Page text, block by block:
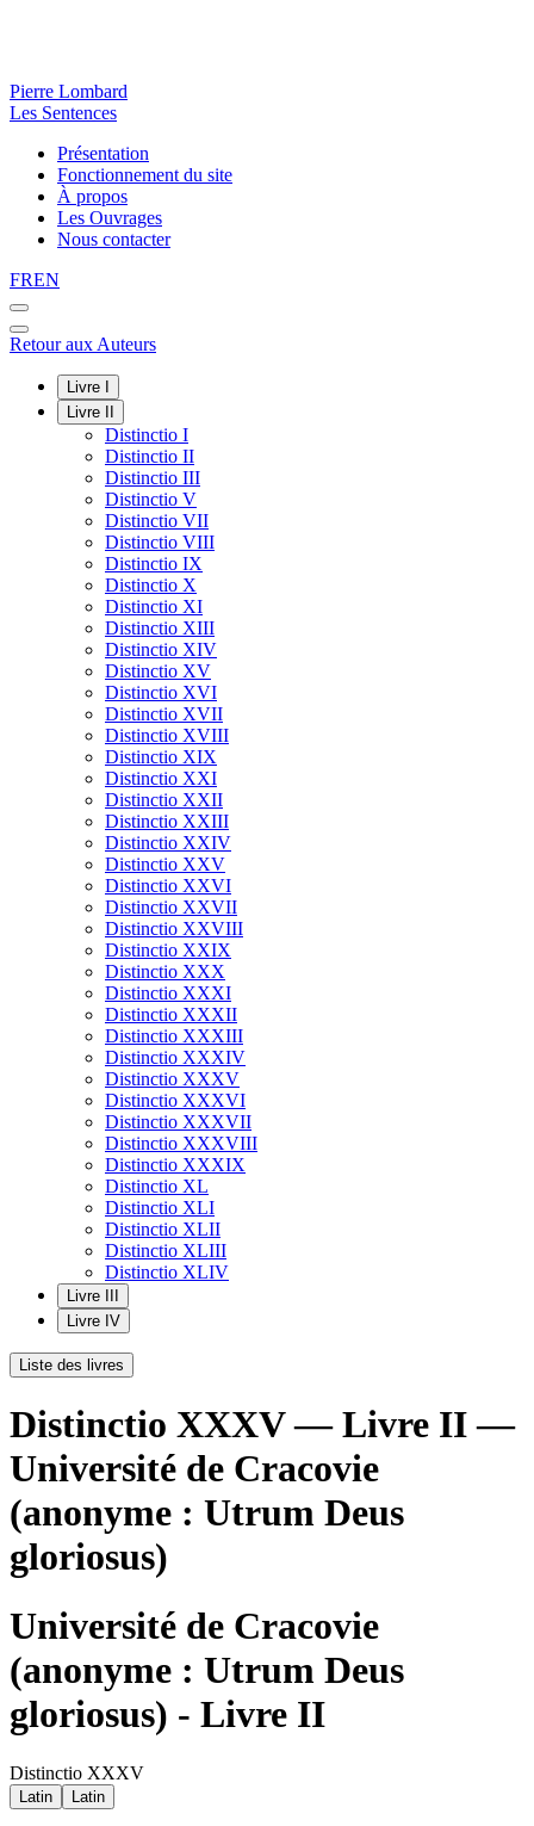
Pierre Lombard
Les Sentences
Présentation
Fonctionnement du site
À propos
Les Ouvrages
Nous contacter
FREN
Retour aux Auteurs
Livre I
Livre II
Distinctio I
Distinctio II
Distinctio III
Distinctio V
Distinctio VII
Distinctio VIII
Distinctio IX
Distinctio X
Distinctio XI
Distinctio XIII
Distinctio XIV
Distinctio XV
Distinctio XVI
Distinctio XVII
Distinctio XVIII
Distinctio XIX
Distinctio XXI
Distinctio XXII
Distinctio XXIII
Distinctio XXIV
Distinctio XXV
Distinctio XXVI
Distinctio XXVII
Distinctio XXVIII
Distinctio XXIX
Distinctio XXX
Distinctio XXXI
Distinctio XXXII
Distinctio XXXIII
Distinctio XXXIV
Distinctio XXXV
Distinctio XXXVI
Distinctio XXXVII
Distinctio XXXVIII
Distinctio XXXIX
Distinctio XL
Distinctio XLI
Distinctio XLII
Distinctio XLIII
Distinctio XLIV
Livre III
Livre IV
Liste des livres
Distinctio XXXV — Livre II —
Université de Cracovie
(anonyme : Utrum Deus
gloriosus)
Université de Cracovie
(anonyme : Utrum Deus
gloriosus) - Livre II
Distinctio XXXV
Latin Latin